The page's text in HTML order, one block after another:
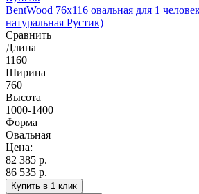
BentWood 76х116 овальная для 1
натуральная Рустик)
Сравнить
Длина
1160
Ширина
760
Высота
1000-1400
Форма
Овальная
Цена:
82 385 р.
86 535 р.
Купить в 1 клик